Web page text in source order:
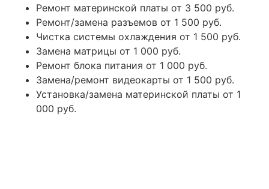
Ремонт материнской платы от 3 500 руб.
Ремонт/замена разъемов от 1 500 руб.
Чистка системы охлаждения от 1 500 руб.
Замена матрицы от 1 000 руб.
Ремонт блока питания от 1 000 руб.
Замена/ремонт видеокарты от 1 500 руб.
Установка/замена материнской платы от 1
000 руб.